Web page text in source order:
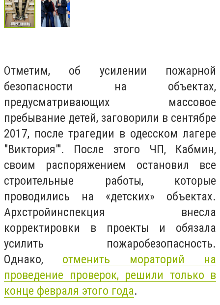
Отметим, об усилении пожарной
безопасности на объектах,
предусматривающих массовое
пребывание детей, заговорили в сентябре
2017, после трагедии в одесском лагере
"Виктория"'. После этого ЧП, Кабмин,
своим распоряжением остановил все
строительные работы, которые
проводились на «детских» объектах.
Архстройинспекция внесла
корректировки в проекты и обязала
усилить пожаробезопасность.
Однако, отменить мораторий на
проведение проверок, решили только в
конце февраля этого года.